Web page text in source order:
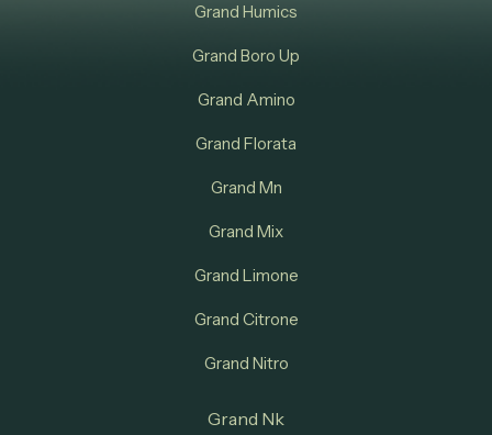
Grand Humics
Grand Boro Up
Grand Amino
Grand Florata
Grand Mn
Grand Mix
Grand Limone
Grand Citrone
Grand Nitro
Grand Nk